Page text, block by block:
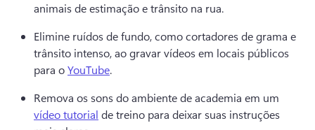
animais de estimação e trânsito na rua.
Elimine ruídos de fundo, como cortadores de grama e
trânsito intenso, ao gravar vídeos em locais públicos
para o YouTube.
Remova os sons do ambiente de academia em um
vídeo tutorial de treino para deixar suas instruções